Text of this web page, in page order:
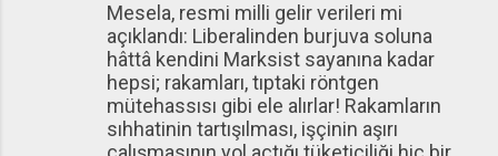
Mesela, resmi milli gelir verileri mi
açıklandı: Liberalinden burjuva soluna
hâttâ kendini Marksist sayanına kadar
hepsi; rakamları, tıptaki röntgen
mütehassısı gibi ele alırlar! Rakamların
sıhhatinin tartışılması, işçinin aşırı